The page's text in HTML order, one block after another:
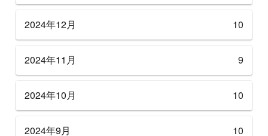
2024年12月 10
2024年11月 9
2024年10月 10
2024年9月 10